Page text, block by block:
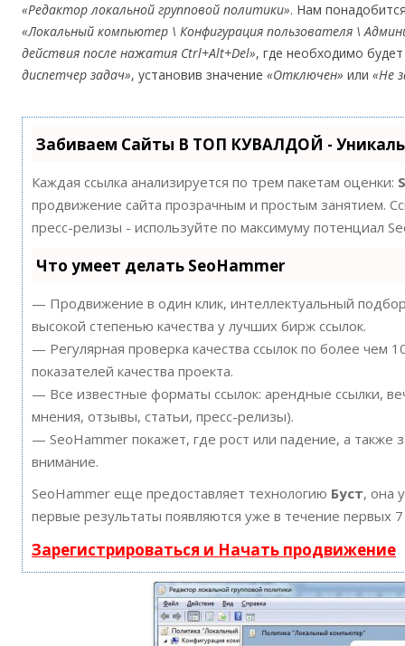
«Редактор локальной групповой политики». Нам
«Локальный компьютер \ Конфигурация пользователя \
действия после нажатия Ctrl+Alt+Del», где необходимо
диспетчер задач», установив значение «Отключен» или «Не
Забиваем Сайты В ТОП КУВАЛДОЙ -
Каждая ссылка анализируется по трем пакетам оценки:
продвижение сайта прозрачным и простым занятием.
пресс-релизы - используйте по максимуму потенциал
Что умеет делать SeoHammer
— Продвижение в один клик, интеллектуальный
высокой степенью качества у лучших бирж ссылок.
— Регулярная проверка качества ссылок по более чем
показателей качества проекта.
— Все известные форматы ссылок: арендные ссылки,
мнения, отзывы, статьи, пресс-релизы).
— SeoHammer покажет, где рост или падение, а также
внимание.
SeoHammer еще предоставляет технологию Буст, она
первые результаты появляются уже в течение первых
Зарегистрироваться и Начать продвижение